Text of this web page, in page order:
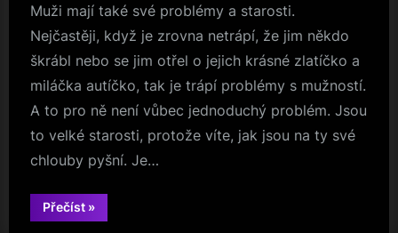
Muži mají také své problémy a starosti.
Nejčastěji, když je zrovna netrápí, že jim někdo
škrábl nebo se jim otřel o jejich krásné zlatíčko a
miláčka autíčko, tak je trápí problémy s mužností.
A to pro ně není vůbec jednoduchý problém. Jsou
to velké starosti, protože víte, jak jsou na ty své
chlouby pyšní. Je…
Přečíst“Problémy”
»